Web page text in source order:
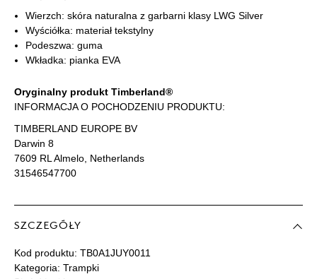
43,5 27,5 cm Powiadom o dostępności
44 28 cm
44,5 28,5 cm
45 29 cm
45,5
46 30 cm Powiadom o dostępności
Wierzch: skóra naturalna z garbarni klasy LWG Silver
Wyściółka: materiał tekstylny
Podeszwa: guma
Wkładka: pianka EVA
Oryginalny produkt Timberland®
INFORMACJA O POCHODZENIU PRODUKTU:
TIMBERLAND EUROPE BV
Darwin 8
7609 RL Almelo, Netherlands
31546547700
SZCZEGÓŁY
Kod produktu: TB0A1JUY0011
Kategoria: Trampki